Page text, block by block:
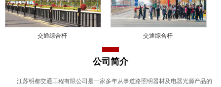
交通综合杆 交通综合杆
公司简介
江苏明都交通工程有限公司是一家多年从事道路照明器材及电器光源产品的